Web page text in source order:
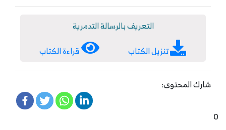
التعريف بالرسالة التدمرية
تنزيل الكتاب
قراءة الكتاب
شارك المحتوى:
0